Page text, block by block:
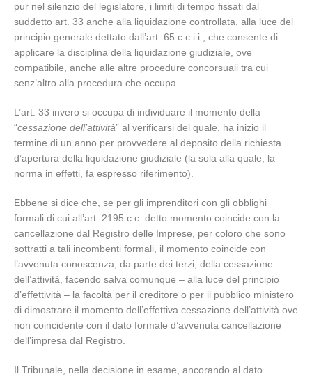
pur nel silenzio del legislatore, i limiti di tempo fissati dal
suddetto art. 33 anche alla liquidazione controllata, alla luce del
principio generale dettato dall’art. 65 c.c.i.i., che consente di
applicare la disciplina della liquidazione giudiziale, ove
compatibile, anche alle altre procedure concorsuali tra cui
senz’altro alla procedura che occupa.
L’art. 33 invero si occupa di individuare il momento della
“cessazione dell’attività” al verificarsi del quale, ha inizio il
termine di un anno per provvedere al deposito della richiesta
d’apertura della liquidazione giudiziale (la sola alla quale, la
norma in effetti, fa espresso riferimento).
Ebbene si dice che, se per gli imprenditori con gli obblighi
formali di cui all’art. 2195 c.c. detto momento coincide con la
cancellazione dal Registro delle Imprese, per coloro che sono
sottratti a tali incombenti formali, il momento coincide con
l’avvenuta conoscenza, da parte dei terzi, della cessazione
dell’attività, facendo salva comunque – alla luce del principio
d’effettività – la facoltà per il creditore o per il pubblico ministero
di dimostrare il momento dell’effettiva cessazione dell’attività ove
non coincidente con il dato formale d’avvenuta cancellazione
dell’impresa dal Registro.
Il Tribunale, nella decisione in esame, ancorando al dato